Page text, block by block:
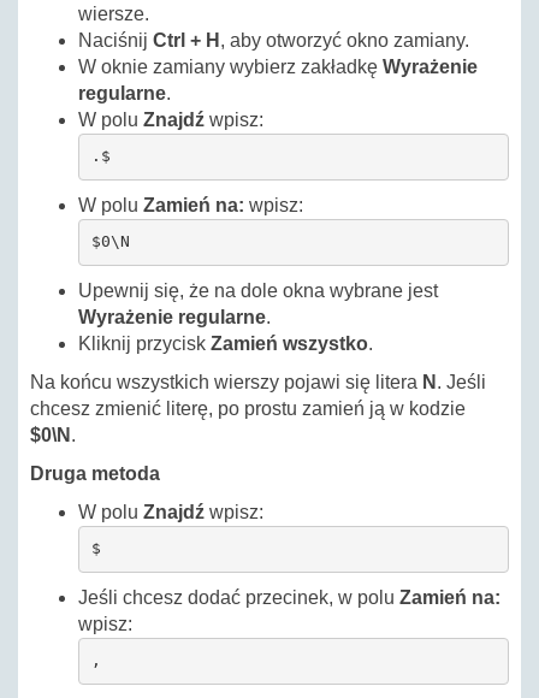
wiersze.
Naciśnij Ctrl + H , aby otworzyć okno zamiany.
W oknie zamiany wybierz zakładkę Wyrażenie
regularne.
W polu Znajdź wpisz:
.$
W polu Zamień na: wpisz:
$0\N
Upewnij się, że na dole okna wybrane jest
Wyrażenie regularne.
Kliknij przycisk Zamień wszystko.
Na końcu wszystkich wierszy pojawi się litera N . Jeśli
chcesz zmienić literę, po prostu zamień ją w kodzie
$0\N .
Druga metoda
W polu Znajdź wpisz:
$
Jeśli chcesz dodać przecinek, w polu Zamień na:
wpisz:
,